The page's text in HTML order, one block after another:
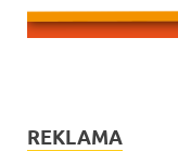
REKLAMA